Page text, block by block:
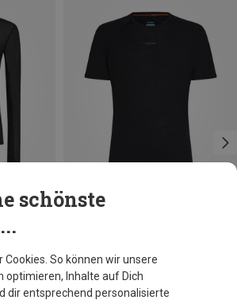
schönste
Cookies. So können wir unsere
optimieren, Inhalte auf Dich
dir entsprechend personalisierte